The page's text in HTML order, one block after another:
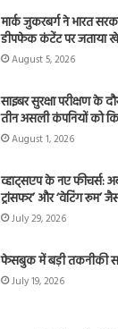
मार्क जुकरबर्ग ने भारत
डीपफेक कंटेंट पर जताया
August 5, 2026
साइबर सुरक्षा परीक्षण के
तीन असली कंपनियों को
August 1, 2026
व्हाट्सएप के नए फीचर्स:
ट्रांसफर’ और ‘वेटिंग रूम’
July 29, 2026
फेसबुक में बड़ी तकनीकी
July 19, 2026